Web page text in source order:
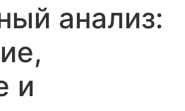
анализ:
и